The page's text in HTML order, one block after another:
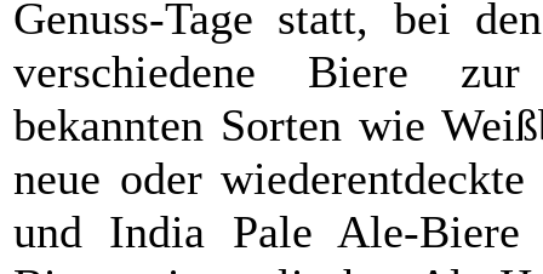
Genuss-Tage statt, bei
verschiedene Biere
bekannten Sorten wie
neue oder
und India Pale Ale-Biere